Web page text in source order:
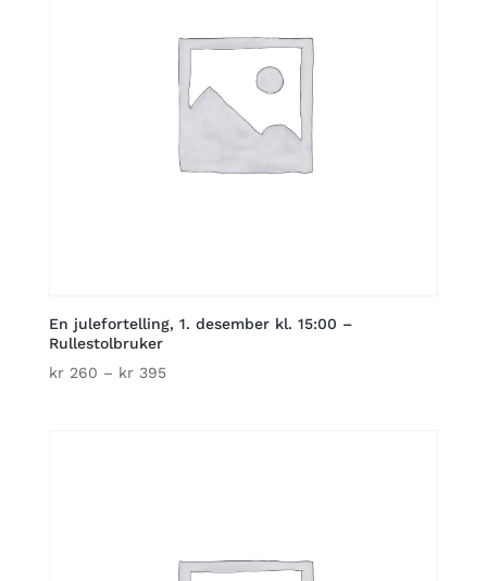
En julefortelling, 1. desember kl. 15:00 –
Rullestolbruker
kr260 – kr395Price